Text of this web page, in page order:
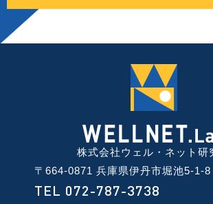
株式会社ウェル・ネット研
〒664-0871 兵庫県伊丹市堀池5-1-8
TEL 072-787-3738